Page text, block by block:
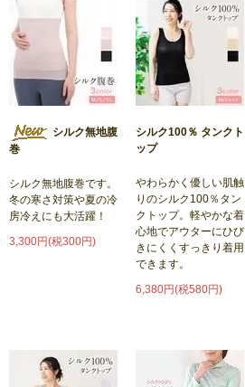
シルク無地腹
巻
シルク無地腹巻です。
冬の寒さ対策や夏の冷
房冷えにも大活躍！
3,300円(税300円)
シルク100％ タンクト
ップ
やわらかく優しい肌触
りのシルク100％タン
クトップ。軽やかな着
心地でアウターにひび
きにくくすっきり着用
できます。
6,380円(税580円)